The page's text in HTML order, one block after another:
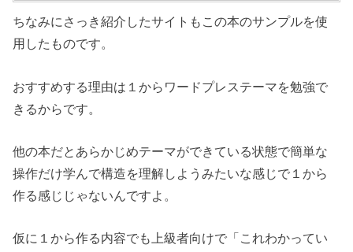
ちなみにさっき紹介したサイトもこの本のサンプルを使
用したものです。
おすすめする理由は１からワードプレステーマを勉強で
きるからです。
他の本だとあらかじめテーマができている状態で簡単な
操作だけ学んで構造を理解しようみたいな感じで１から
作る感じじゃないんですよ。
仮に１から作る内容でも上級者向けで「これわかってい